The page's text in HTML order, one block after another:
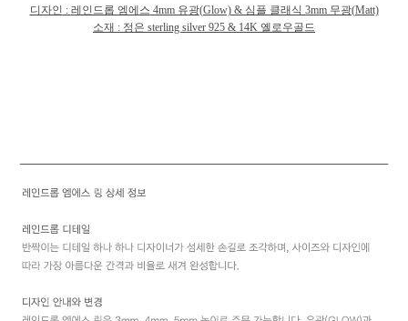
디자인 : 레인드롭 엠에스 4mm 유광(Glow) & 심플 클래식 3mm 무광(Matt)
소재 : 정은 sterling silver 925 & 14K 옐로우골드